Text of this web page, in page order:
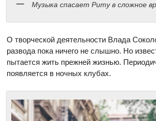
Музыка спасает Риту в сложное
О творческой деятельности Влада
развода пока ничего не слышно. Но
пытается жить прежней жизнью.
появляется в ночных клубах.